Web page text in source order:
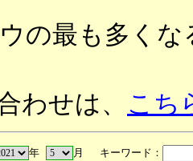
の最も多く
わせは、 こち
年 月 キーワード：